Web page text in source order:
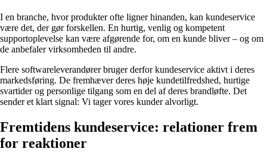
I en branche, hvor produkter ofte ligner hinanden, kan kundeservice
være det, der gør forskellen. En hurtig, venlig og kompetent
supportoplevelse kan være afgørende for, om en kunde bliver – og om
de anbefaler virksomheden til andre.
Flere softwareleverandører bruger derfor kundeservice aktivt i deres
markedsføring. De fremhæver deres høje kundetilfredshed, hurtige
svartider og personlige tilgang som en del af deres brandløfte. Det
sender et klart signal: Vi tager vores kunder alvorligt.
Fremtidens kundeservice: relationer frem
for reaktioner